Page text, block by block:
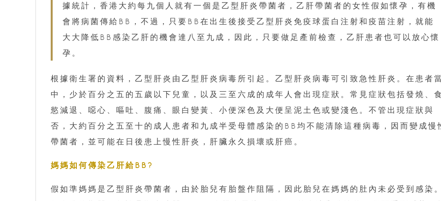
據統計，香港大約每九個人就有一個是乙型肝炎帶菌者，乙肝帶菌者的女性假如懷孕，有機
會將病菌傳給BB，不過，只要BB在出生後接受乙型肝炎免疫球蛋白注射和疫苗注射，就能
大大降低BB感染乙肝的機會達八至九成，因此，只要做足產前檢查，乙肝患者也可以放心懷
孕。
根據衛生署的資料，乙型肝炎由乙型肝炎病毒所引起。乙型肝炎病毒可引致急性肝炎。在患者
中，少於百分之五的五歲以下兒童，以及三至六成的成年人會出現症狀。常見症狀包括發燒、
慾減退、噁心、嘔吐、腹痛、眼白變黃、小便深色及大便呈泥土色或變淺色。不管出現症狀與
否，大約百分之五至十的成人患者和九成半受母體感染的BB均不能清除這種病毒，因而變成慢
帶菌者，並可能在日後患上慢性肝炎，肝臟永久損壞或肝癌。
媽媽如何傳染乙肝給BB?
假如準媽媽是乙型肝炎帶菌者，由於胎兒有胎盤作阻隔，因此胎兒在媽媽的肚內未必受到感染